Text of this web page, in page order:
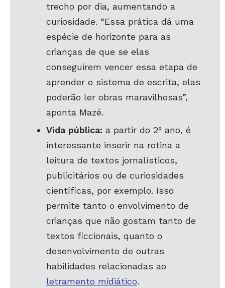
trecho por dia, aumentando a
curiosidade. “Essa prática dá uma
espécie de horizonte para as
crianças de que se elas
conseguirem vencer essa etapa de
aprender o sistema de escrita, elas
poderão ler obras maravilhosas”,
aponta Mazé.
Vida pública: a partir do 2º ano, é
interessante inserir na rotina a
leitura de textos jornalísticos,
publicitários ou de curiosidades
científicas, por exemplo. Isso
permite tanto o envolvimento de
crianças que não gostam tanto de
textos ficcionais, quanto o
desenvolvimento de outras
habilidades relacionadas ao
letramento midiático.